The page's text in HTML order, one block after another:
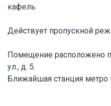
кафель.
Действует пропускной
Помещение расположено
ул., д. 5.
Ближайшая станция метро